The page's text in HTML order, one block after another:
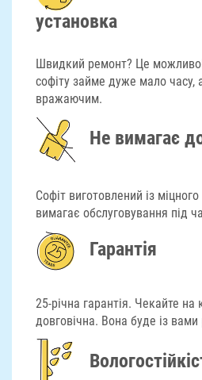
установка
Швидкий ремонт? Це
софіту займе дуже мало часу,
вражаючим.
Не вимагає
Софіт виготовлений із
вимагає обслуговування під
Гарантія
25-річна гарантія. Чекайте
довговічна. Вона буде із